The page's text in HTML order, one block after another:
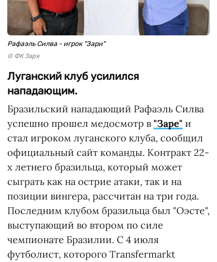
Рафаэль Силва - игрок "Зари"
© ФК Заря
Луганский клуб усилился
нападающим.
Бразильский нападающий Рафаэль Силва
успешно прошел медосмотр в "Заре" и
стал игроком луганского клуба, сообщил
официальный сайт команды. Контракт 22-
х летнего бразильца, который может
сыграть как на острие атаки, так и на
позиции вингера, рассчитан на три года.
Последним клубом бразильца был "Оэсте",
выступающий во втором по силе
чемпионате Бразилии. С 4 июля
футболист, которого Transfermarkt